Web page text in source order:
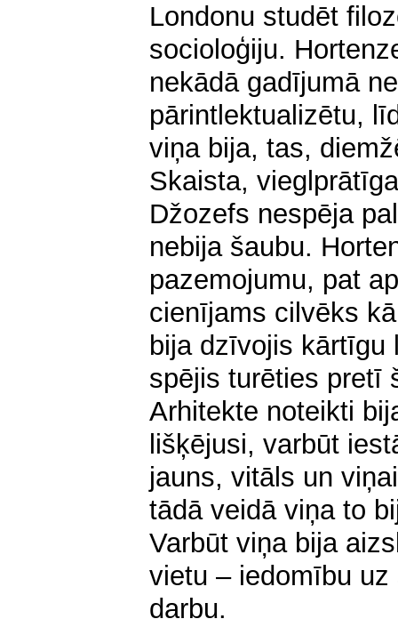
Londonu studēt
socioloģiju.
nekādā gadījumā
pārintlektualizētu,
viņa bija, tas,
Skaista,
Džozefs nespēja
nebija šaubu.
pazemojumu, pat
cienījams cilvēks
bija dzīvojis
spējis turēties pretī
Arhitekte noteikti
lišķējusi, varbūt
jauns, vitāls un
tādā veidā viņa to
Varbūt viņa bija
vietu – iedomību uz